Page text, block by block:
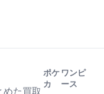
た買取
ポケ
カ
ワンピ
ース